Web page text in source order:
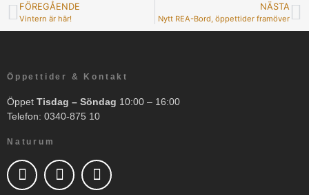
FÖREGÅENDE
Vintern är här!
NÄSTA
Nytt REA-Bord, öppettider framöver
Öppettider & Kontakt
Öppet Tisdag – Söndag 10:00 – 16:00
Telefon: 0340-875 10
Naturum